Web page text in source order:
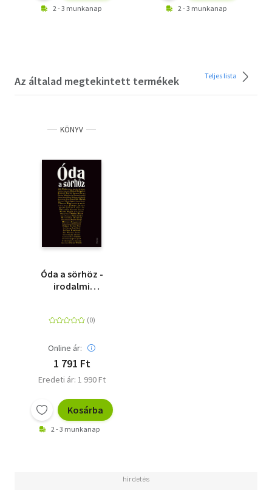
2 - 3 munkanap 2 - 3 munkanap
Az általad megtekintett termékek Teljes lista
KÖNYV
Óda a sörhöz -
irodalmi
Online ár:
1 791 Ft
Eredeti ár: 1 990 Ft
Kosárba
2 - 3 munkanap